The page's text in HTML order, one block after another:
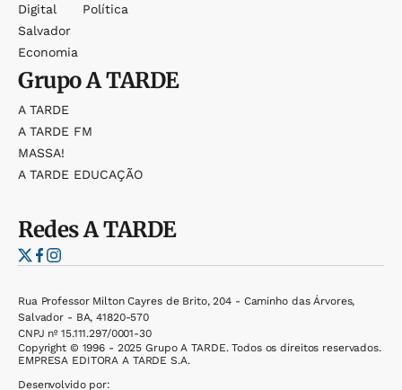
Digital
Salvador
Economia
Política
GrupoA TARDE
A TARDE
A TARDE FM
MASSA!
A TARDE EDUCAÇÃO
RedesA TARDE
Rua Professor Milton Cayres de Brito, 204 - Caminho das Árvores,
Salvador - BA, 41820-570
CNPJ nº 15.111.297/0001-30
Copyright © 1996 - 2025 Grupo A TARDE. Todos os direitos reservados.
EMPRESA EDITORA A TARDE S.A.
Desenvolvido por: